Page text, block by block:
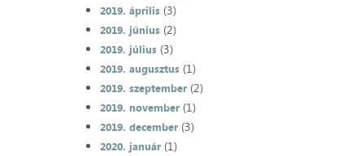
2019. április(3)
2019. június(2)
2019. július(3)
2019. augusztus(1)
2019. szeptember(2)
2019. november(1)
2019. december(3)
2020. január(1)